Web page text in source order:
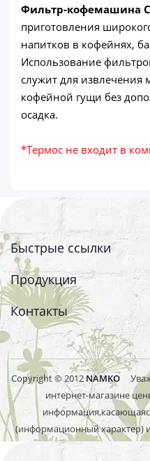
Фильтр-кофемашина
приготовления
напитков в кофейнях,
Использование
служит для извлечения
кофейной гущи без
осадка.
*Термос не входит в
Быстрые ссылки
Продукция
Контакты
Copyright © 2012 NAMKO
интернет-магазине
(информационный характер)